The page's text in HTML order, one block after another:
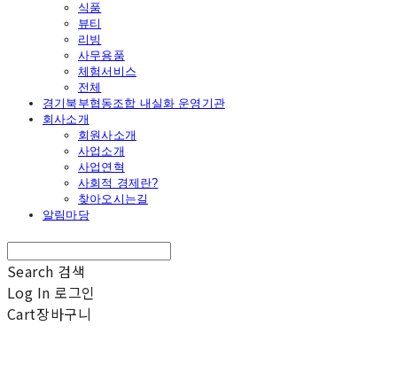
식품
뷰티
리빙
사무용품
체험서비스
전체
경기북부협동조합 내실화 운영기관
회사소개
회원사소개
사업소개
사업연혁
사회적 경제란?
찾아오시는길
알림마당
Search 검색
Log In 로그인
Cart장바구니